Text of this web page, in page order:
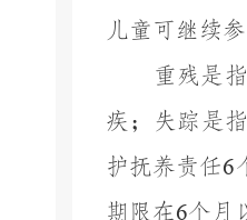
儿童可继续
重残是
疾；失踪是
护抚养责任6
期限在6个月